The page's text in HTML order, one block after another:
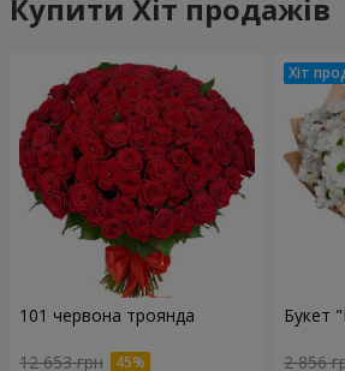
Купити Хіт продажів
101 червона троянда
12 653 грн
Букет
2 856